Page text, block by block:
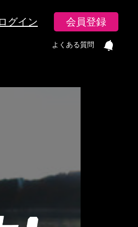
グイン 会員登録
よくある質問